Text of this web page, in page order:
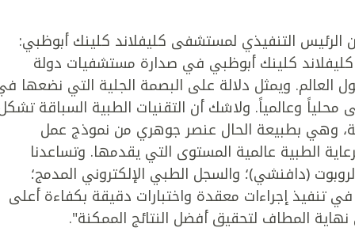
الرئيس التنفيذي لمستشفى كليفلاند كلينك أبوظبي:
كلينك أبوظبي في صدارة مستشفيات دولة
العالم. ويمثل دلالة على البصمة الجلية التي نضعها
وعالمياً. ولاشك أن التقنيات الطبية السباقة
وهي بطبيعة الحال عنصر جوهري من نموذج عمل
الطبية عالمية المستوى التي يقدمها. وتساعدنا
(دافنشي)؛ والسجل الطبي الإلكتروني المدمج؛
تنفيذ إجراءات معقدة واختبارات دقيقة بكفاءة أعلى
المطاف لتحقيق أفضل النتائج الممكنة".